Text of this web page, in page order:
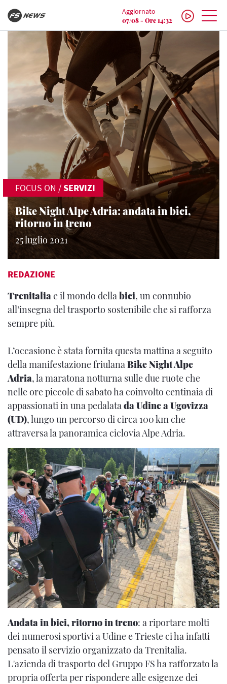
Aggiornato
07/08 - Ore 14:32
FOCUS ON /SERVIZI
Bike Night Alpe Adria: andata in bici,
ritorno in treno
25 luglio 2021
REDAZIONE
Trenitaliae il mondo dellabici, un connubio
all’insegna del trasporto sostenibile che si rafforza
sempre più.
L’occasione è stata fornita questa mattina a seguito
della manifestazione friulanaBike Night Alpe
Adria, la maratona notturna sulle due ruote che
nelle ore piccole di sabato ha coinvolto centinaia di
appassionati in una pedalatada Udine a Ugovizza
(UD), lungo un percorso di circa 100 km che
attraversa la panoramica ciclovia Alpe Adria.
Andata in bici, ritorno in treno: a riportare molti
dei numerosi sportivi a Udine e Trieste ci ha infatti
pensato il servizio organizzato da Trenitalia.
L'azienda di trasporto del Gruppo FS ha rafforzato la
propria offerta per rispondere alle esigenze dei